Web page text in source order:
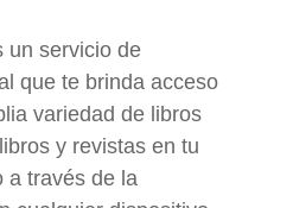
un servicio de
que te brinda acceso
variedad de libros
y revistas en tu
a través de la